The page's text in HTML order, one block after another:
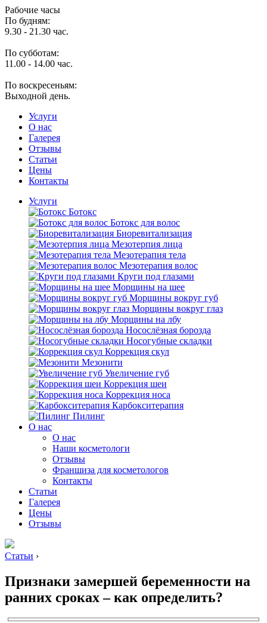
Рабочие часы
По будням:
9.30 - 21.30 час.
По субботам:
11.00 - 14.00 час.
По воскресеньям:
Выходной день.
Услуги
O нас
Галерея
Отзывы
Статьи
Цены
Контакты
Услуги
Ботокс
Ботокс для волос
Биоревитализация
Мезотерпия лица
Мезотерапия тела
Мезотерапия волос
Круги под глазами
Морщины на шее
Морщины вокруг губ
Морщины вокруг глаз
Морщины на лбу
Носослёзная борозда
Носогубные складки
Коррекция скул
Мезонити
Увеличение губ
Коррекция шеи
Коррекция носа
Карбокситерапия
Пилинг
O нас
O нас
Наши косметологи
Отзывы
Франшиза для косметологов
Контакты
Статьи
Галерея
Цены
Отзывы
Статьи ›
Признаки замершей беременности на
ранних сроках – как определить?